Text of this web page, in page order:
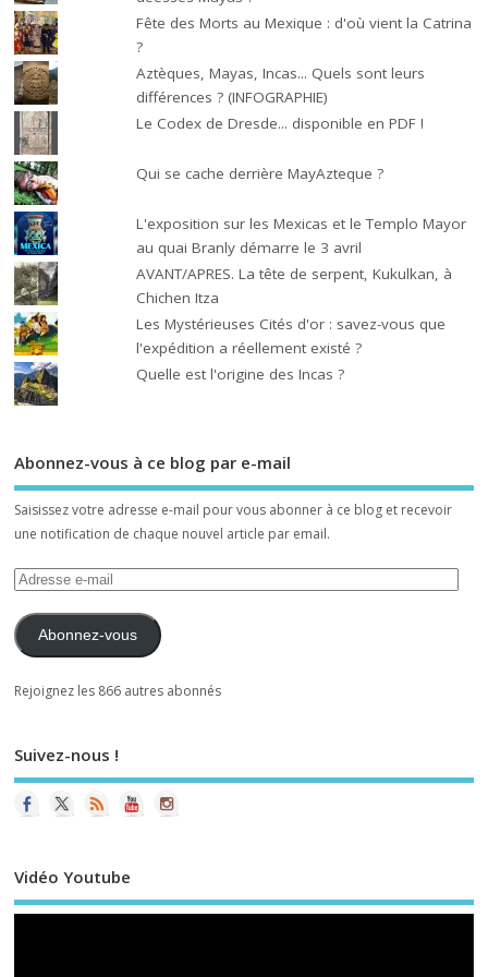
Fête des Morts au Mexique : d'où vient la Catrina
?
Aztèques, Mayas, Incas... Quels sont leurs
différences ? (INFOGRAPHIE)
Le Codex de Dresde... disponible en PDF !
Qui se cache derrière MayAzteque ?
L'exposition sur les Mexicas et le Templo Mayor
au quai Branly démarre le 3 avril
AVANT/APRES. La tête de serpent, Kukulkan, à
Chichen Itza
Les Mystérieuses Cités d'or : savez-vous que
l'expédition a réellement existé ?
Quelle est l'origine des Incas ?
Abonnez-vous à ce blog par e-mail
Saisissez votre adresse e-mail pour vous abonner à ce blog et recevoir
une notification de chaque nouvel article par email.
Abonnez-vous
Rejoignez les 866 autres abonnés
Suivez-nous !
Vidéo Youtube